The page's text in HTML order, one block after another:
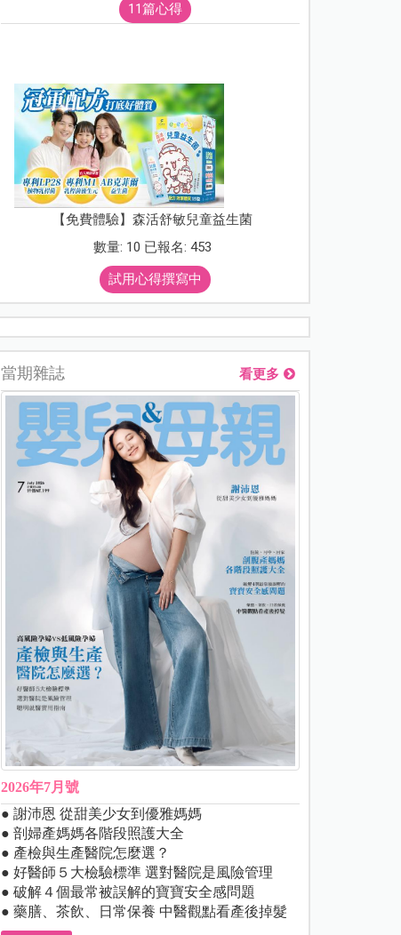
11篇心得
【免費體驗】森活舒敏兒童益生菌
數量: 10 已報名: 453
試用心得撰寫中
當期雜誌 看更多
2026年7月號
● 謝沛恩 從甜美少女到優雅媽媽
● 剖婦產媽媽各階段照護大全
● 產檢與生產醫院怎麼選？
● 好醫師５大檢驗標準 選對醫院是風險管理
● 破解４個最常被誤解的寶寶安全感問題
● 藥膳、茶飲、日常保養 中醫觀點看產後掉髮